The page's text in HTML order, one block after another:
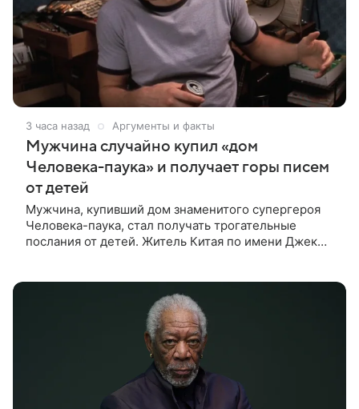
3 часа назад Аргументы и факты
Мужчина случайно купил «дом
Человека-паука» и получает горы писем
от детей
Мужчина, купивший дом знаменитого супергероя
Человека-паука, стал получать трогательные
послания от детей. Житель Китая по имени Джек